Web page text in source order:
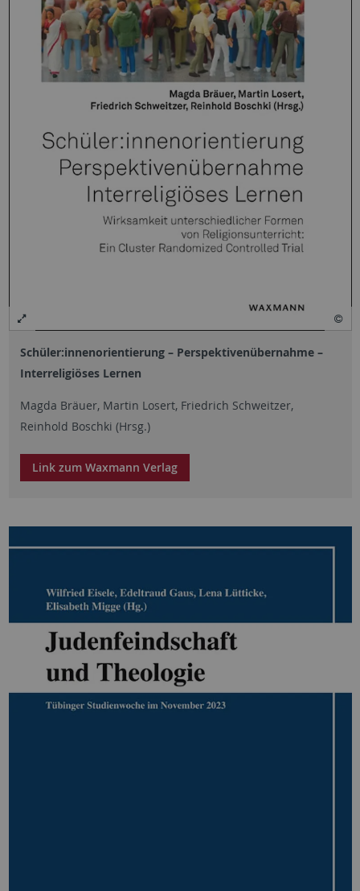
Schüler:innenorientierung – Perspektivenübernahme –
Interreligiöses Lernen
Magda Bräuer, Martin Losert, Friedrich Schweitzer,
Reinhold Boschki (Hrsg.)
Link zum Waxmann Verlag